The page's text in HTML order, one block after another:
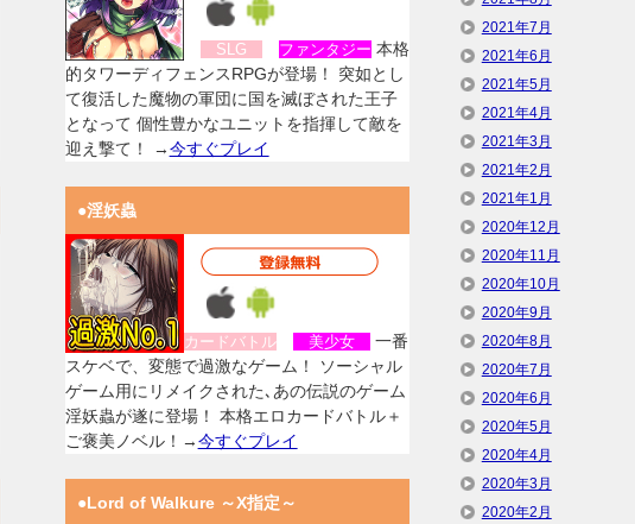
SLG ファンタジー 本格
的タワーディフェンスRPGが登場！ 突如とし
て復活した魔物の軍団に国を滅ぼされた王子
となって 個性豊かなユニットを指揮して敵を
迎え撃て！ →今すぐプレイ
●淫妖蟲
カードバトル 美少女
一番
スケベで、変態で過激なゲーム！ ソーシャル
ゲーム用にリメイクされた､あの伝説のゲーム
淫妖蟲が遂に登場！ 本格エロカードバトル＋
ご褒美ノベル！→今すぐプレイ
●Lord of Walkure ～X指定～
2021年7月
2021年6月
2021年5月
2021年4月
2021年3月
2021年2月
2021年1月
2020年12月
2020年11月
2020年10月
2020年9月
2020年8月
2020年7月
2020年6月
2020年5月
2020年4月
2020年3月
2020年2月